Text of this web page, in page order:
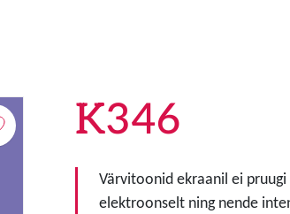
K346
Värvitoonid ekraanil ei
elektroonselt ning nende